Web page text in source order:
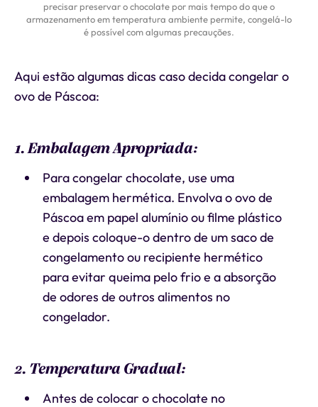
precisar preservar o chocolate por mais tempo do que o
armazenamento em temperatura ambiente permite, congelá-lo
é possível com algumas precauções.
Aqui estão algumas dicas caso decida congelar o
ovo de Páscoa:
1. Embalagem Apropriada:
Para congelar chocolate, use uma
embalagem hermética. Envolva o ovo de
Páscoa em papel alumínio ou filme plástico
e depois coloque-o dentro de um saco de
congelamento ou recipiente hermético
para evitar queima pelo frio e a absorção
de odores de outros alimentos no
congelador.
2. Temperatura Gradual:
Antes de colocar o chocolate no